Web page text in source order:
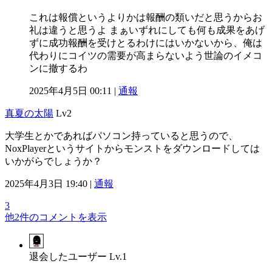
これは報償というよりかは報酬の類いだと思うからお
礼は違うと思うよ まぁいずれにしても何も成果をあげ
ずに成功報酬を受けとるわけにはいかないから、俺は
代わりにコイツの需要が高まらないよう世論のイメコ
ンに撤するわ
2025年4月5日 00:11 | 通報
真夏の太陽 Lv2
大学生とかであればパソコン持っていると思うので、
NoxPlayerというサイトからモンストをダウンロードしては
いかがらでしょうか？
2025年4月3日 19:40 | 通報
3
他2件のコメントを表示
退会したユーザー Lv.1